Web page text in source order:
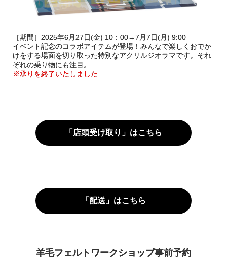
［期間］2025年6月27日(金) 10：00→7月7日(月) 9:00
イベント記念のコラボアイテムが登場！みんなで楽しくおでか
けをする場面を切り取った特別なアクリルジオラマです。それ
ぞれの乗り物にも注目。
※承りを終了いたしました
「店頭受け取り」はこちら
「配送」はこちら
羊毛フェルトワークショップ事前予約